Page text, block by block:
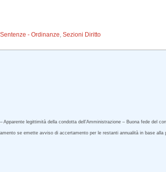
Sentenze - Ordinanze,Sezioni Diritto
legittimità della condotta dell’Amministrazione – Buona fede del
se emette avviso di accertamento per le restanti annualità in base alla